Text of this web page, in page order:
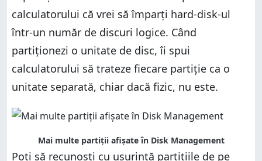
Motivul 2. În cazul în care sistemul de operare se
strică, este mai puțin probabil ca datele tale să fie
afectate
Motivul 3. Poți să folosești mai multe sisteme de
operare pe același PC
Tu ți-ai creat două sau mai multe partiții pe PC?
Motivul 1. Este mai ușor să îți organizezi datele
Motivul 2. În cazul în care sistemul de operare se
strică, este mai puțin probabil ca datele tale să fie
afectate
Motivul 3. Poți să folosești mai multe sisteme de
operare pe același PC
Tu ți-ai creat două sau mai multe partiții pe PC?
calculatorului că vrei să împarți hard-disk-ul
într-un număr de discuri logice. Când
partiționezi o unitate de disc, îi spui
calculatorului să trateze fiecare partiție ca o
unitate separată, chiar dacă fizic, nu este.
Mai multe partiții afișate în Disk Management
Poți să recunoști cu ușurință partițiile de pe